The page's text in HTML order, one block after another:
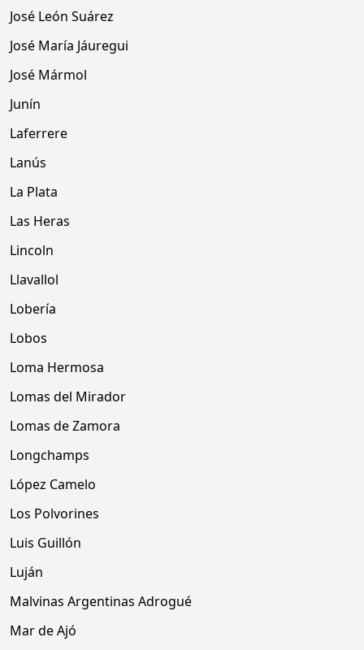
José León Suárez
José María Jáuregui
José Mármol
Junín
Laferrere
Lanús
La Plata
Las Heras
Lincoln
Llavallol
Lobería
Lobos
Loma Hermosa
Lomas del Mirador
Lomas de Zamora
Longchamps
López Camelo
Los Polvorines
Luis Guillón
Luján
Malvinas Argentinas Adrogué
Mar de Ajó